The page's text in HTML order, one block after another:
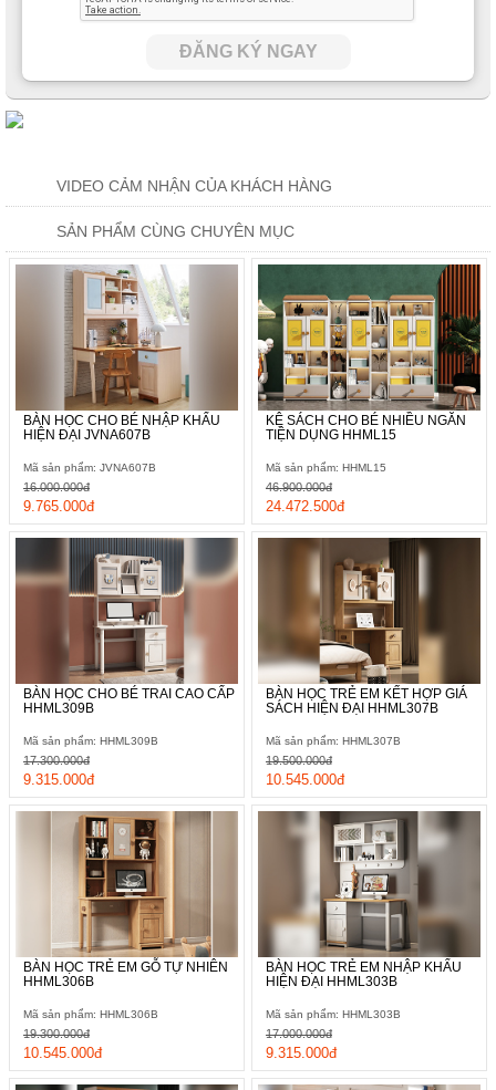
ĐĂNG KÝ NGAY
VIDEO CẢM NHẬN CỦA KHÁCH HÀNG
SẢN PHẨM CÙNG CHUYÊN MỤC
BÀN HỌC CHO BÉ NHẬP KHẨU
HIỆN ĐẠI JVNA607B
Mã sản phẩm: JVNA607B
9.765.000đ
16.000.000đ
KỆ SÁCH CHO BÉ NHIỀU NGĂN
TIỆN DỤNG HHML15
Mã sản phẩm: HHML15
24.472.500đ
46.900.000đ
BÀN HỌC CHO BÉ TRAI CAO CẤP
HHML309B
Mã sản phẩm: HHML309B
9.315.000đ
17.300.000đ
BÀN HỌC TRẺ EM KẾT HỢP GIÁ
SÁCH HIỆN ĐẠI HHML307B
Mã sản phẩm: HHML307B
10.545.000đ
19.500.000đ
BÀN HỌC TRẺ EM GỖ TỰ NHIÊN
HHML306B
Mã sản phẩm: HHML306B
10.545.000đ
19.300.000đ
BÀN HỌC TRẺ EM NHẬP KHẨU
HIỆN ĐẠI HHML303B
Mã sản phẩm: HHML303B
9.315.000đ
17.000.000đ